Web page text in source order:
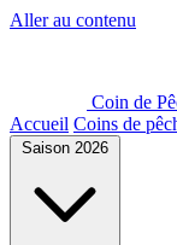
Aller au contenu
Coin de
Accueil Coins de
Saison 2026